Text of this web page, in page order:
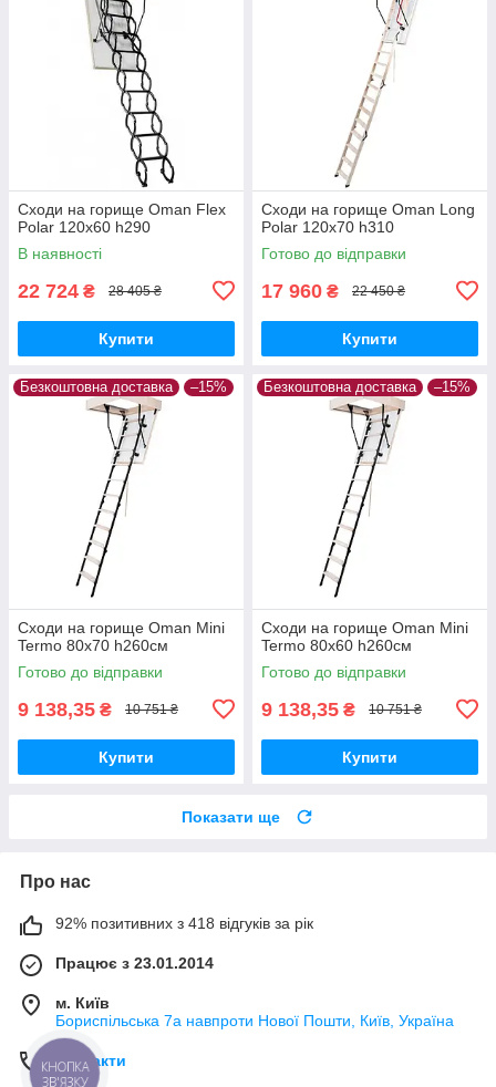
Сходи на горище Oman Flex
Polar 120x60 h290
В наявності
22 724 ₴ 28 405 ₴
Купити
Сходи на горище Oman Long
Polar 120x70 h310
Готово до відправки
17 960 ₴ 22 450 ₴
Купити
Безкоштовна доставка –15%
Сходи на горище Oman Mini
Termo 80x70 h260см
Готово до відправки
9 138,35 ₴ 10 751 ₴
Купити
Безкоштовна доставка –15%
Сходи на горище Oman Mini
Termo 80x60 h260см
Готово до відправки
9 138,35 ₴ 10 751 ₴
Купити
Показати ще
Про нас
92% позитивних з 418 відгуків за рік
Працює з 23.01.2014
м. Київ
Бориспільська 7а навпроти Нової Пошти, Київ, Україна
Контакти
КНОПКА
ЗВ'ЯЗКУ